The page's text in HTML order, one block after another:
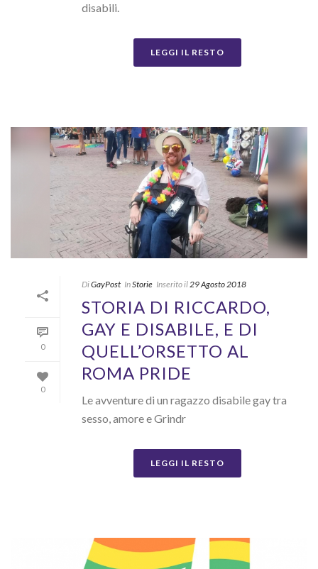
disabili.
LEGGI IL RESTO
0
0
DiGayPost InStorie Inserito il 29 Agosto 2018
STORIA DI RICCARDO,
GAY E DISABILE, E DI
QUELL’ORSETTO AL
ROMA PRIDE
Le avventure di un ragazzo disabile gay tra
sesso, amore e Grindr
LEGGI IL RESTO